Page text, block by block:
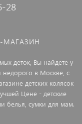
28
МАГАЗИН
деток, Вы найдете у
в Москве, с
детских колясок
Цене - детские
белья, сумки для мам.